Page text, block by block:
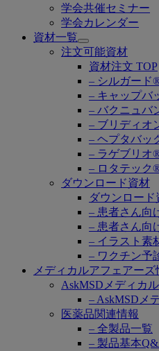
学会共催セミナー
学会カレンダー
資材一覧
Open
submenu
注文可能資材
資材注文 TOP
– シルガード
– キャップバ
– バクニュバ
– ブリディオ
– ヘプタバッ
– ラゲブリオ
– ロタテック
ダウンロード資材
ダウンロード
– 患者さん向
– 患者さん向
– イラスト素
– ワクチン予
メディカルアフェアーズ
AskMSDメディカル
– AskMSDメ
医薬品関連情報
– 全製品一覧
– 製品基本